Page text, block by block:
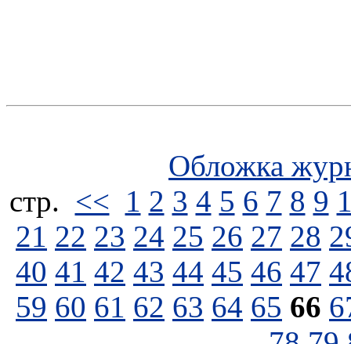
Обложка
стp. << 1 2 3 4 5 6 7 8 9
21 22 23 24 25 26 27 28
40 41 42 43 44 45 46 47
59 60 61 62 63 64 65 66